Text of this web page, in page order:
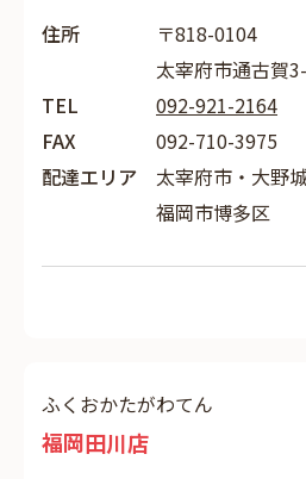
住所
〒818-0104
太宰府市通古賀
TEL
092-921-2164
FAX
092-710-3975
配達エリア
太宰府市・大野
福岡市博多区
ふくおかたがわてん
福岡田川店